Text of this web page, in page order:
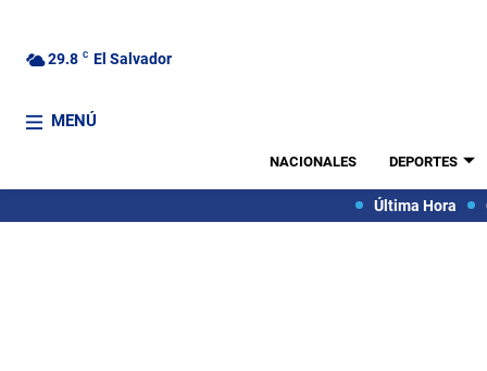
29.8 C El Salvador
MENÚ
NACIONALES DEPORTES
Última Hora